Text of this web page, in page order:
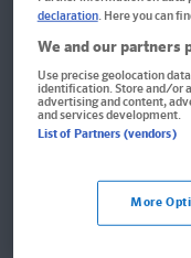
Produkt ID: 978-3-
8,30 €
Download und
declaration. Here you can
We and our partners
Use precise geolocation
identification. Store and/or
advertising and content,
and services development.
List of Partners (vendors)
More